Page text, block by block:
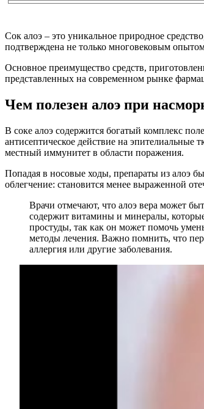
Сок алоэ – это уникальное природное
подтверждена не только многовековым
Основное преимущество средств,
представленных на современном рынке
Чем полезен алоэ при
В соке алоэ содержится богатый комплекс
антисептическое действие на
местный иммунитет в области поражения.
Попадая в носовые ходы, препараты из алоэ
облегчение: становится менее выраженной
Врачи отмечают, что алоэ вера может
содержит витамины и минералы,
простуды, так как он может помочь
методы лечения. Важно помнить, что
аллергия или другие заболевания.